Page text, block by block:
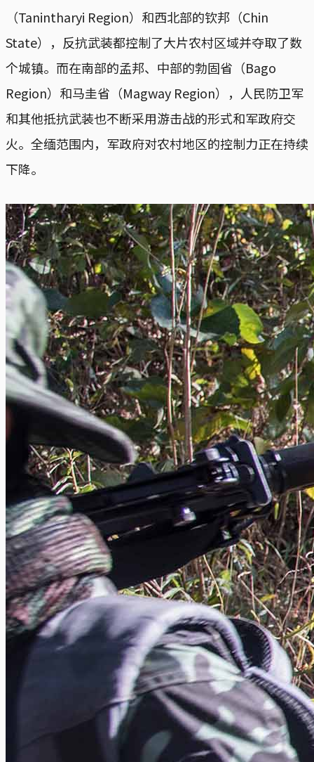
（Tanintharyi Region）和西北部的钦邦（Chin
State），反抗武装都控制了大片农村区域并夺取了数
个城镇。而在南部的孟邦、中部的勃固省（Bago
Region）和马圭省（Magway Region），人民防卫军
和其他抵抗武装也不断采用游击战的形式和军政府交
火。全缅范围内，军政府对农村地区的控制力正在持续
下降。